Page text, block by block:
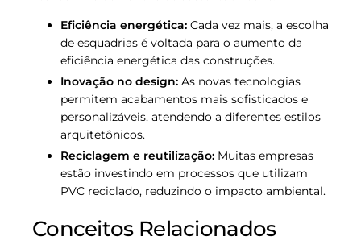
Eficiência energética: Cada vez mais, a escolha
de esquadrias é voltada para o aumento da
eficiência energética das construções.
Inovação no design: As novas tecnologias
permitem acabamentos mais sofisticados e
personalizáveis, atendendo a diferentes estilos
arquitetônicos.
Reciclagem e reutilização: Muitas empresas
estão investindo em processos que utilizam
PVC reciclado, reduzindo o impacto ambiental.
Conceitos Relacionados